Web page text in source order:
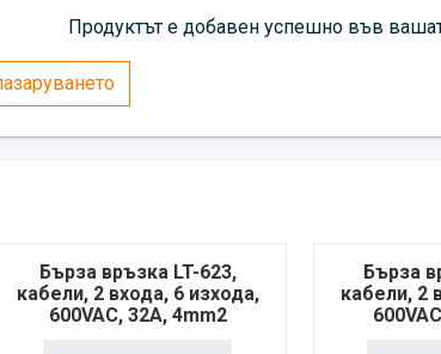
Продуктът е добавен успешно във
Бърза връзка LT-623,
кабели, 2 входа, 6 изхода,
600VAC, 32A, 4mm2
Бърза
кабели, 2